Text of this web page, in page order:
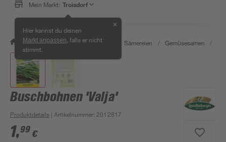
Mein Markt: Troisdorf
Hier kannst du deinen
Markt anpassen , falls er nicht
stimmt.
✕
/ Garten & Freizeit / Pflanzen Sämereien / Gemüsesamen /
Buschbohnen 'Valja'
Produktdetails | Artikelnummer: 2012817
1,99 €